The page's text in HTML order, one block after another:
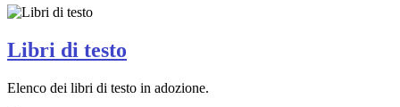
Libri di testo
Elenco dei libri di testo in adozione.